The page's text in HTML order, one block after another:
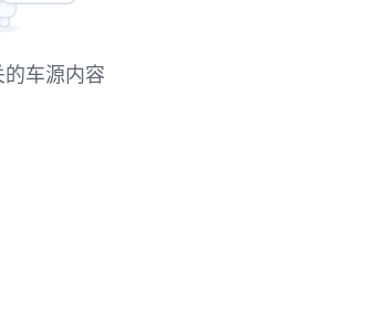
车源内容